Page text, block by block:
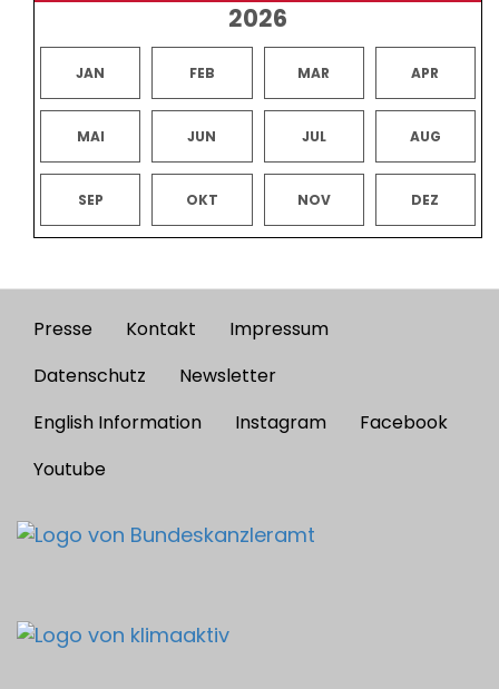
2026
JAN FEB MAR APR
MAI JUN JUL AUG
SEP OKT NOV DEZ
Footer
menu
Presse Kontakt
Impressum
Datenschutz
Newsletter
English Information
Instagram
Facebook
Youtube